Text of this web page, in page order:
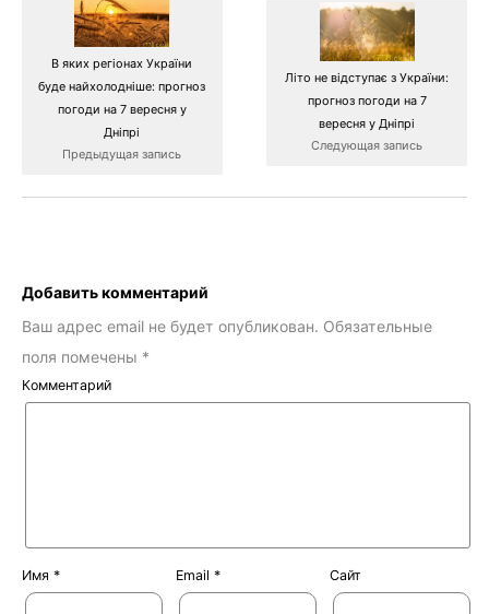
В яких регіонах України
буде найхолодніше: прогноз
погоди на 7 вересня у
Дніпрі
Предыдущая запись
Літо не відступає з України:
прогноз погоди на 7
вересня у Дніпрі
Следующая запись
Добавить комментарий
Ваш адрес email не будет опубликован. Обязательные
поля помечены *
Комментарий
Имя * Email * Сайт